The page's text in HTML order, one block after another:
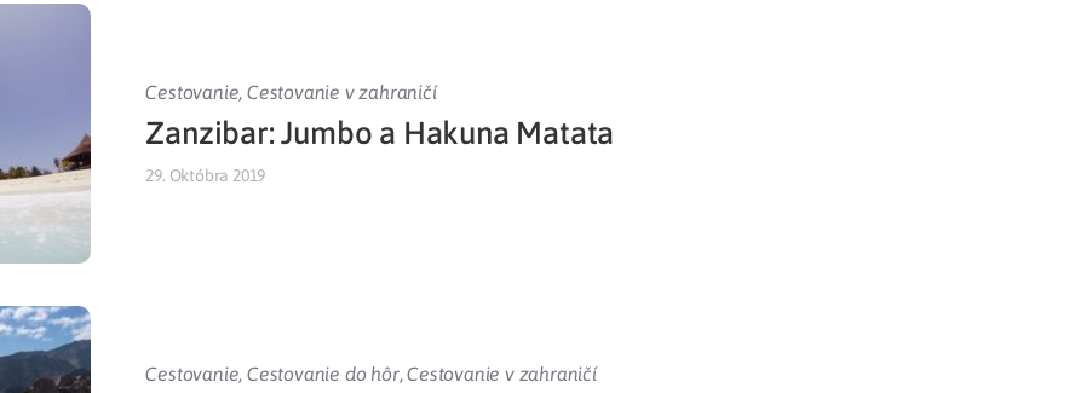
Cestovanie,Cestovanie v zahraničí
Zanzibar: Jumbo a Hakuna Matata
29. Októbra 2019
Cestovanie,Cestovanie do hôr,Cestovanie v zahraničí